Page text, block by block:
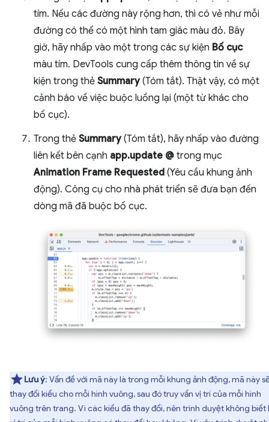
tím. Nếu các đường này rộng hơn, thì có vẻ như mỗi
đường có thể có một hình tam giác màu đỏ. Bây
giờ, hãy nhấp vào một trong các sự kiện Bố cục
màu tím. DevTools cung cấp thêm thông tin về sự
kiện trong thẻ Summary(Tóm tắt). Thật vậy, có một
cảnh báo về việc buộc luồng lại (một từ khác cho
bố cục).
Trong thẻ Summary(Tóm tắt), hãy nhấp vào đường
liên kết bên cạnh app.update @ trong mục
Animation Frame Requested (Yêu cầu khung ảnh
động). Công cụ cho nhà phát triển sẽ đưa bạn đến
dòng mã đã buộc bố cục.
Lưu ý: Vấn đề với mã này là trong mỗi khung ảnh động, mã này
thay đổi kiểu cho mỗi hình vuông, sau đó truy vấn vị trí của mỗi hình
vuông trên trang. Vì các kiểu đã thay đổi, nên trình duyệt không biết